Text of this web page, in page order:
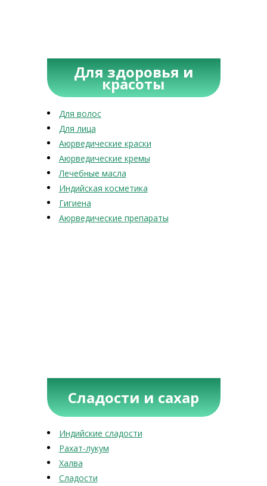
Для здоровья и
красоты
Для волос
Для лица
Аюрведические краски
Аюрведические кремы
Лечебные масла
Индийская косметика
Гигиена
Аюрведические препараты
Сладости и сахар
Индийские сладости
Рахат-лукум
Халва
Сладости